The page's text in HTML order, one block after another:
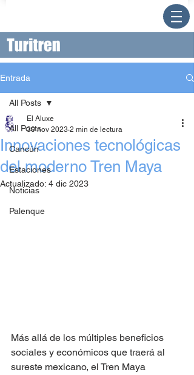
Entrada
All Posts
Cancún
Estaciones
Noticias
Palenque
All Posts
Innovaciones tecnológicas
del moderno Tren Maya
El Aluxe
30 nov 2023 2 min de lectura
Actualizado: 4 dic 2023
Más allá de los múltiples beneficios
sociales y económicos que traerá al
sureste mexicano, el Tren Maya